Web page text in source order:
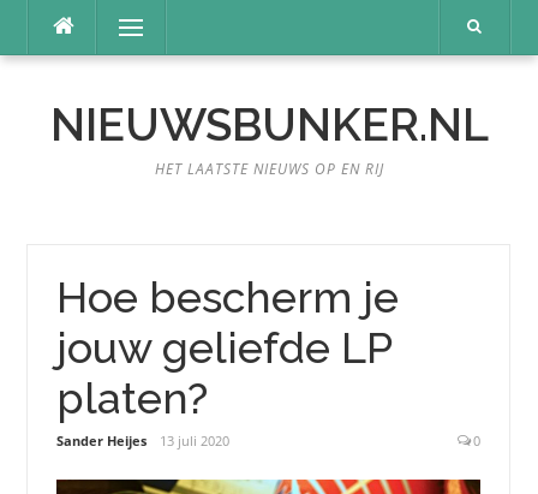
inhoud
Menu
NIEUWSBUNKER.NL
HET LAATSTE NIEUWS OP EN RIJ
Hoe bescherm je
jouw geliefde LP
platen?
Sander Heijes 13 juli 2020 0